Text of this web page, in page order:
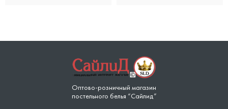
Оптово-розничный магазин
постельного белья “Сайлид”